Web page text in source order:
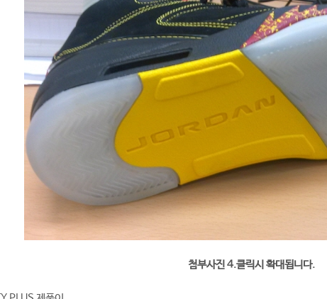
첨부사진 4.클릭시 확대됩니다.